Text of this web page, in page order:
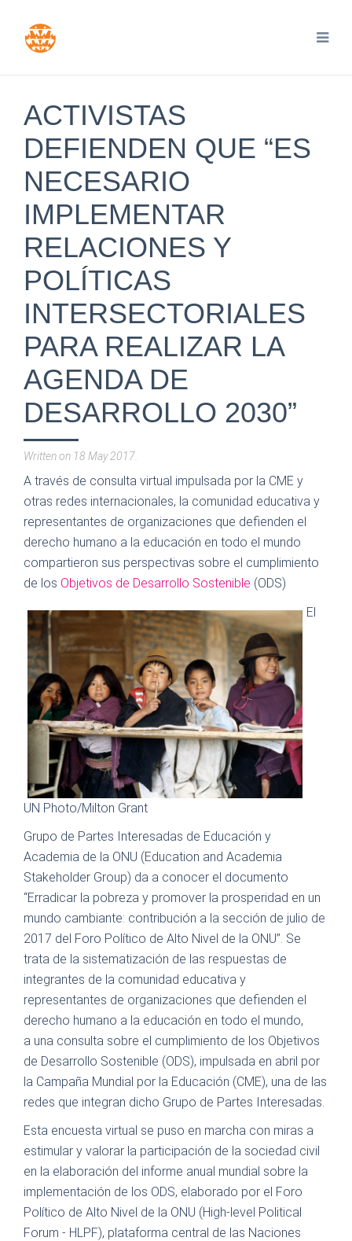
ACTIVISTAS
DEFIENDEN QUE “ES
NECESARIO
IMPLEMENTAR
RELACIONES Y
POLÍTICAS
INTERSECTORIALES
PARA REALIZAR LA
AGENDA DE
DESARROLLO 2030”
Written on 18 May 2017
A través de consulta virtual impulsada por la CME y
otras redes internacionales, la comunidad educativa y
representantes de organizaciones que defienden el
derecho humano a la educación en todo el mundo
compartieron sus perspectivas sobre el cumplimiento
de los Objetivos de Desarrollo Sostenible (ODS)
UN Photo/Milton Grant
El
Grupo de Partes Interesadas de Educación y
Academia de la ONU (Education and Academia
Stakeholder Group) da a conocer el documento
“Erradicar la pobreza y promover la prosperidad en un
mundo cambiante: contribución a la sección de julio de
2017 del Foro Político de Alto Nivel de la ONU”. Se
trata de la sistematización de las respuestas de
integrantes de la comunidad educativa y
representantes de organizaciones que defienden el
derecho humano a la educación en todo el mundo,
a una consulta sobre el cumplimiento de los Objetivos
de Desarrollo Sostenible (ODS), impulsada en abril por
la Campaña Mundial por la Educación (CME), una de las
redes que integran dicho Grupo de Partes Interesadas.
Esta encuesta virtual se puso en marcha con miras a
estimular y valorar la participación de la sociedad civil
en la elaboración del informe anual mundial sobre la
implementación de los ODS, elaborado por el Foro
Político de Alto Nivel de la ONU (High-level Political
Forum - HLPF), plataforma central de las Naciones